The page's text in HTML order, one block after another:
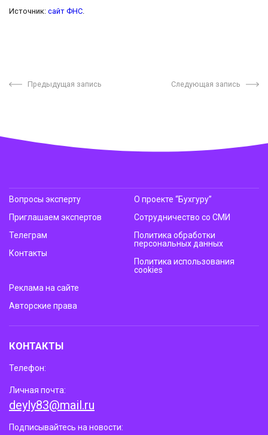
Источник: сайт ФНС
Предыдущая запись Следующая запись
Вопросы эксперту
Приглашаем экспертов
Телеграм
Контакты
О проекте “Бухгуру”
Сотрудничество со СМИ
Политика обработки
персональных данных
Политика использования
cookies
Реклама на сайте
Авторские права
КОНТАКТЫ
Телефон:
Личная почта:
deyly83@mail.ru
Подписывайтесь на новости: